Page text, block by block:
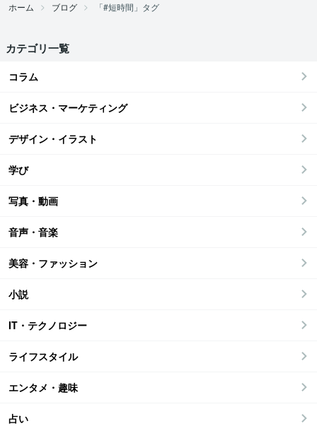
ホーム ブログ 「#短時間」タグ
カテゴリ一覧
コラム
ビジネス・マーケティング
デザイン・イラスト
学び
写真・動画
音声・音楽
美容・ファッション
小説
IT・テクノロジー
ライフスタイル
エンタメ・趣味
占い